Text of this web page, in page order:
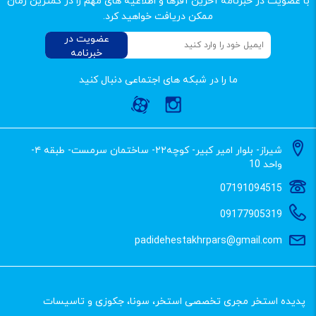
ممکن دریافت خواهید کرد.
عضویت در
خبرنامه
ما را در شبکه های اجتماعی دنبال کنید
شیراز- بلوار امیر کبیر- کوچه۲۲- ساختمان سرمست- طبقه ۴-
واحد 10
07191094515
09177905319
padidehestakhrpars@gmail.com
پدیده استخر مجری تخصصی استخر، سونا، جکوزی و تاسیسات